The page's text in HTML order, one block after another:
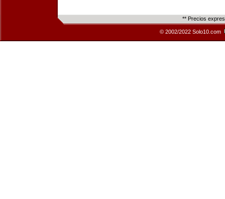
** Precios
© 2002/2022 Solo10.com